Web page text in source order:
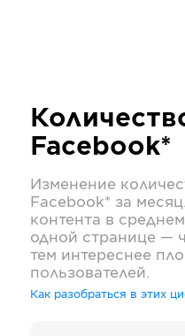
Facebook*
Изменение
Facebook* за
контента в
одной странице —
тем интереснее
пользователей.
Как разобраться в этих